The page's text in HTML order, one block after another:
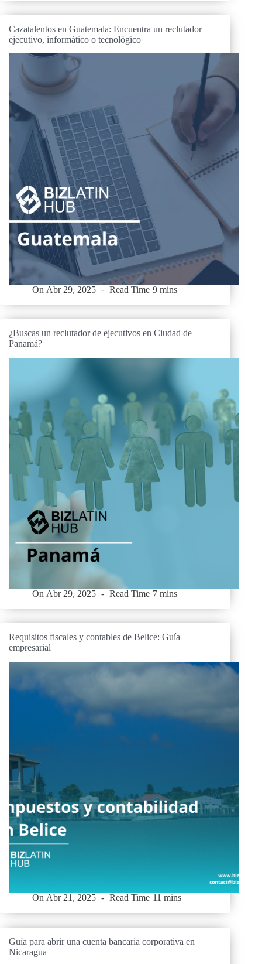
Cazatalentos en Guatemala: Encuentra un reclutador
ejecutivo, informático o tecnológico
On Abr 29, 2025 Read Time 9 mins
¿Buscas un reclutador de ejecutivos en Ciudad de
Panamá?
On Abr 29, 2025 Read Time 7 mins
Requisitos fiscales y contables de Belice: Guía
empresarial
On Abr 21, 2025 Read Time 11 mins
Guía para abrir una cuenta bancaria corporativa en
Nicaragua